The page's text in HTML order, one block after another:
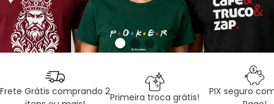
Frete Grátis comprando 2
Primeira troca grátis!
PIX seguro